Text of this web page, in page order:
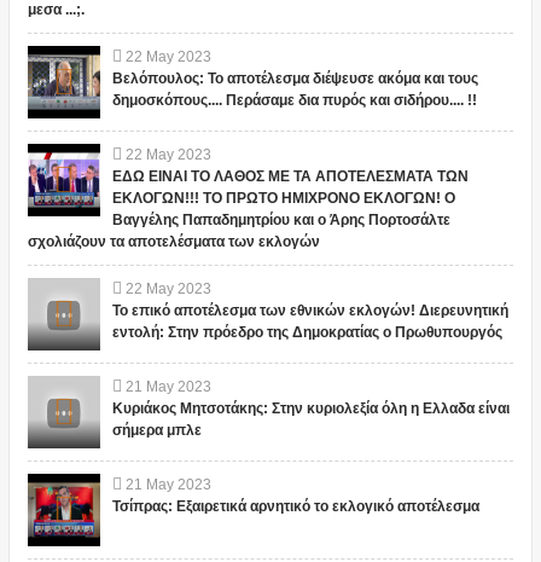
μεσα ...;.
22 May 2023
Βελόπουλος: Το αποτέλεσμα διέψευσε ακόμα και τους
δημοσκόπους.... Περάσαμε δια πυρός και σιδήρου.... !!
22 May 2023
ΕΔΩ ΕΙΝΑΙ ΤΟ ΛΑΘΟΣ ΜΕ ΤΑ ΑΠΟΤΕΛΕΣΜΑΤΑ ΤΩΝ
ΕΚΛΟΓΩΝ!!! ΤΟ ΠΡΩΤΟ ΗΜΙΧΡΟΝΟ ΕΚΛΟΓΩΝ! Ο
Βαγγέλης Παπαδημητρίου και ο Άρης Πορτοσάλτε
σχολιάζουν τα αποτελέσματα των εκλογών
22 May 2023
Το επικό αποτέλεσμα των εθνικών εκλογών! Διερευνητική
εντολή: Στην πρόεδρο της Δημοκρατίας ο Πρωθυπουργός
21 May 2023
Κυριάκος Μητσοτάκης: Στην κυριολεξία όλη η Ελλαδα είναι
σήμερα μπλε
21 May 2023
Τσίπρας: Εξαιρετικά αρνητικό το εκλογικό αποτέλεσμα